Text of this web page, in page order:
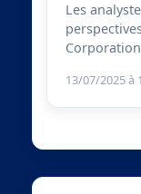
Les
13/07/2025 à